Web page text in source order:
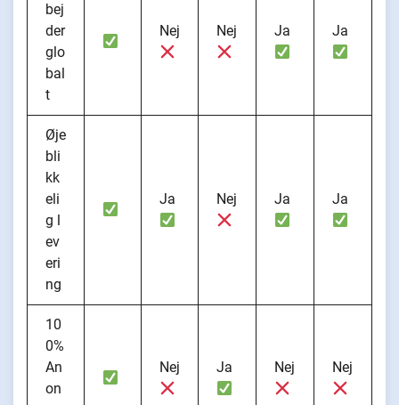
bej
der
glo
bal
t
Nej Nej Ja Ja
Øje
bli
kk
eli
g l
ev
eri
ng
Ja Nej Ja Ja
10
0%
An
on
Nej Ja Nej Nej